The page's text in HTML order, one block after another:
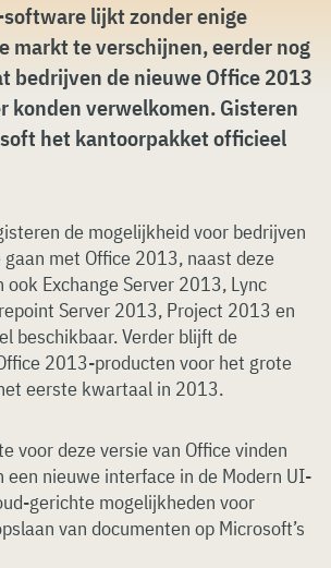
lijkt zonder enige
markt te verschijnen, eerder nog
bedrijven de nieuwe Office 2013
konden verwelkomen. Gisteren
het kantoorpakket officieel
de mogelijkheid voor bedrijven
met Office 2013, naast deze
Exchange Server 2013, Lync
Server 2013, Project 2013 en
beschikbaar. Verder blijft de
2013-producten voor het grote
eerste kwartaal in 2013.
voor deze versie van Office vinden
een nieuwe interface in de Modern UI-
gerichte mogelijkheden voor
van documenten op Microsoft’s